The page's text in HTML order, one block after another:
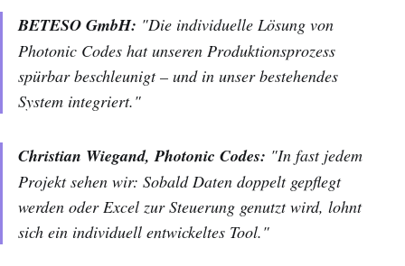
BETESO GmbH: "Die individuelle Lösung von
Photonic Codes hat unseren Produktionsprozess
spürbar beschleunigt – und in unser bestehendes
System integriert."
Christian Wiegand, Photonic Codes: "In fast jedem
Projekt sehen wir: Sobald Daten doppelt gepflegt
werden oder Excel zur Steuerung genutzt wird, lohnt
sich ein individuell entwickeltes Tool."